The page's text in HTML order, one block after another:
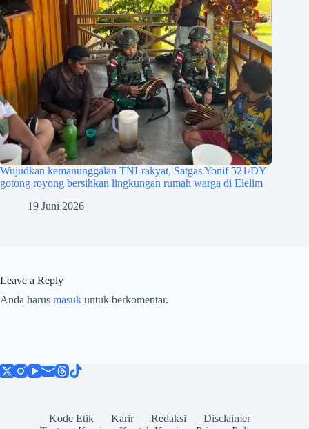
Wujudkan kemanunggalan TNI-rakyat, Satgas Yonif 521/DY
gotong royong bersihkan lingkungan rumah warga di Elelim
19 Juni 2026
Leave a Reply
Anda harus masuk untuk berkomentar.
Kode Etik Karir Redaksi
Disclaimer